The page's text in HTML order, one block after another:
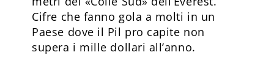
Cifre che fanno gola a molti in un
Paese dove il Pil pro capite non
supera i mille dollari all’anno.